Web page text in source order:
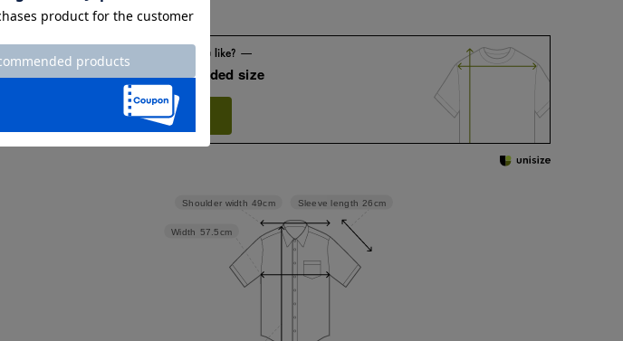
Check the recommended size
Try this item on
Sleeve length 26cm
Width 57.5cm
Shoulder width 49cm